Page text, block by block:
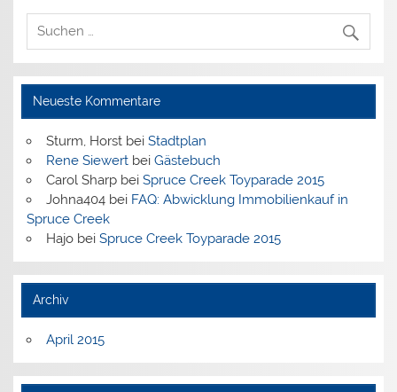
Neueste Kommentare
Sturm, Horstbei Stadtplan
Rene Siewertbei Gästebuch
Carol Sharpbei Spruce Creek Toyparade 2015
Johna404bei FAQ: Abwicklung Immobilienkauf in
Spruce Creek
Hajobei Spruce Creek Toyparade 2015
Archiv
April 2015